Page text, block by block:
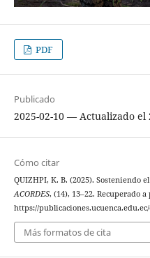
PDF
Publicado
2025-02-10 — Actualizado el
Cómo citar
QUIZHPI, K. B. (2025). Sosteniendo
ACORDES, (14), 13–22. Recuperado
https://
Más formatos de cita